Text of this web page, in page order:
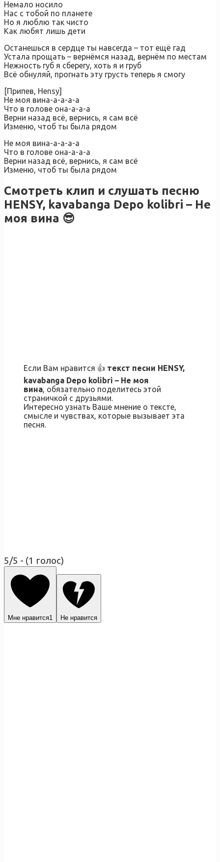
Немало носило
Нас с тобой по планете
Но я люблю так чисто
Как любят лишь дети
Останешься в сердце ты навсегда – тот ещё гад
Устала прощать – вернёмся назад, вернём по местам
Нежность губ я сберегу, хоть я и груб
Всё обнуляй, прогнать эту грусть теперь я смогу
[Припев, Hensy]
Не моя вина-а-а-а-а
Что в голове она-а-а-а
Верни назад всё, вернись, я сам всё
Изменю, чтоб ты была рядом
Не моя вина-а-а-а-а
Что в голове она-а-а-а
Верни назад всё, вернись, я сам всё
Изменю, чтоб ты была рядом
Смотреть клип и слушать песню
HENSY, kavabanga Depo kolibri – Не
моя вина 😎
Если Вам нравится 👍 текст песни HENSY,
kavabanga Depo kolibri – Не моя
вина, обязательно поделитесь этой
страничкой с друзьями.
Интересно узнать Ваше мнение о тексте,
смысле и чувствах, которые вызывает эта
песня.
5/5 - (1 голос)
Мне нравится1 Не нравится